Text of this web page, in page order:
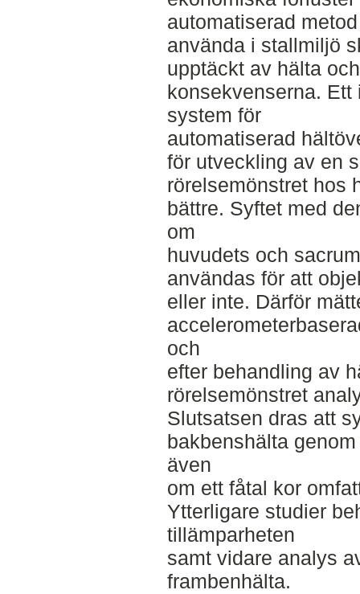
automatiserad
använda i stallmiljö
upptäckt av hälta
konsekvenserna.
system för
automatiserad
för utveckling av en
rörelsemönstret hos
bättre. Syftet med
om
huvudets och
användas för att
eller inte. Därför
och
efter behandling av
rörelsemönstret
Slutsatsen dras att
bakbenshälta
även
om ett fåtal kor
Ytterligare studier
tillämparheten
samt vidare analys
frambenhälta.